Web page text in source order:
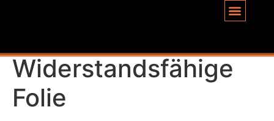
Widerstandsfähige
Folie